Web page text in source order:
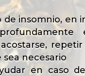
de insomnio, en
sea necesario
en caso